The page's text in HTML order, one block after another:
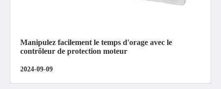
Manipulez facilement le temps d'orage avec le
contrôleur de protection moteur
2024-09-09